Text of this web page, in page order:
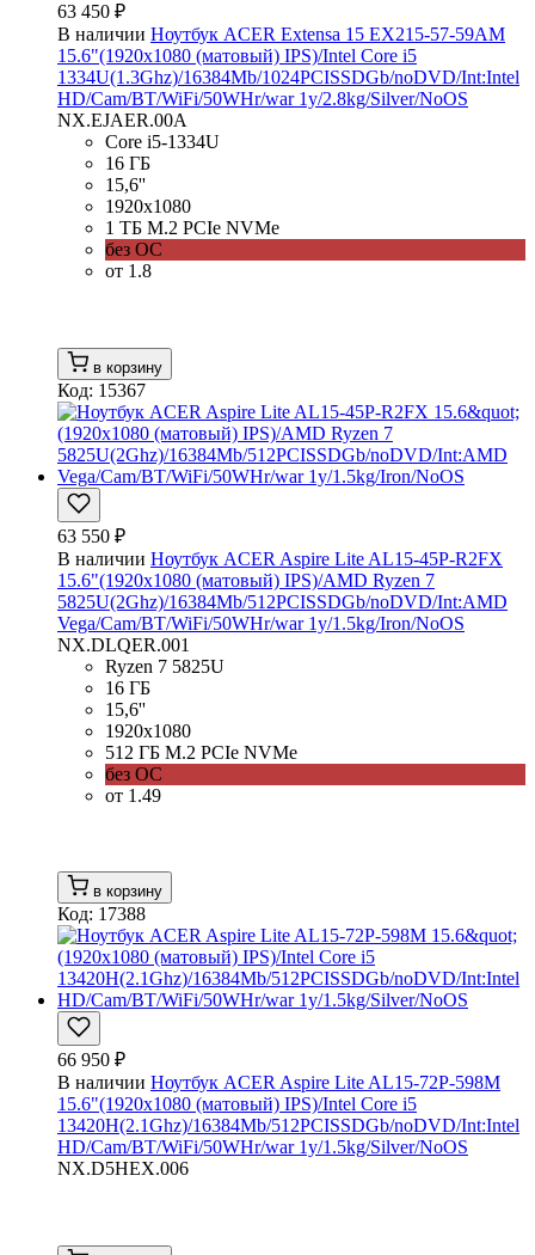
63 450 ₽
В наличии Ноутбук ACER Extensa 15 EX215-57-59AM
15.6"(1920x1080 (матовый) IPS)/Intel Core i5
1334U(1.3Ghz)/16384Mb/1024PCISSDGb/noDVD/Int:Intel
HD/Cam/BT/WiFi/50WHr/war 1y/2.8kg/Silver/NoOS
NX.EJAER.00A
Core i5-1334U
16 ГБ
15,6''
1920x1080
1 ТБ M.2 PCIe NVMe
без ОС
от 1.8
в корзину
Код: 15367
63 550 ₽
В наличии Ноутбук ACER Aspire Lite AL15-45P-R2FX
15.6"(1920x1080 (матовый) IPS)/AMD Ryzen 7
5825U(2Ghz)/16384Mb/512PCISSDGb/noDVD/Int:AMD
Vega/Cam/BT/WiFi/50WHr/war 1y/1.5kg/Iron/NoOS
NX.DLQER.001
Ryzen 7 5825U
16 ГБ
15,6''
1920x1080
512 ГБ M.2 PCIe NVMe
без ОС
от 1.49
в корзину
Код: 17388
66 950 ₽
В наличии Ноутбук ACER Aspire Lite AL15-72P-598M
15.6"(1920x1080 (матовый) IPS)/Intel Core i5
13420H(2.1Ghz)/16384Mb/512PCISSDGb/noDVD/Int:Intel
HD/Cam/BT/WiFi/50WHr/war 1y/1.5kg/Silver/NoOS
NX.D5HEX.006